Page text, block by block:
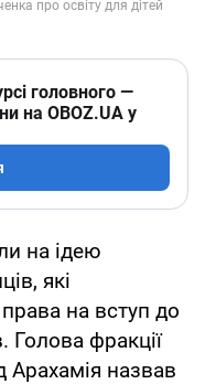
головного —
на OBOZ.UA у
на ідею
які
права на вступ до
Голова фракції
Арахамія назвав